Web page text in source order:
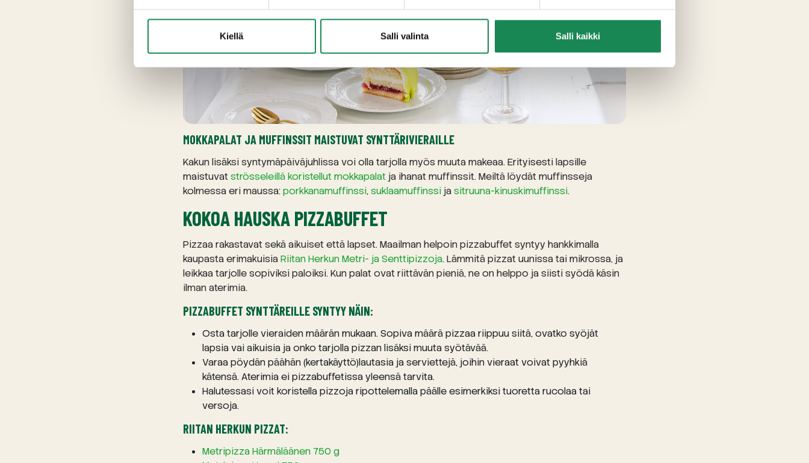
Kiellä Salli valinta Salli kaikki
MOKKAPALAT JA MUFFINSSIT MAISTUVAT SYNTTÄRIVIERAILLE
Kakun lisäksi syntymäpäiväjuhlissa voi olla tarjolla myös muuta makeaa. Erityisesti lapsille
maistuvatströsseleillä koristellut mokkapalat ja ihanat muffinssit. Meiltä löydät muffinsseja
kolmessa eri maussa:porkkanamuffinssi,suklaamuffinssi jasitruuna-kinuskimuffinssi.
KOKOA HAUSKA PIZZABUFFET
Pizzaa rakastavat sekä aikuiset että lapset. Maailman helpoin pizzabuffet syntyy hankkimalla
kaupasta erimakuisiaRiitan Herkun Metri- ja Senttipizzoja. Lämmitä pizzat uunissa tai mikrossa, ja
leikkaa tarjolle sopiviksi paloiksi. Kun palat ovat riittävän pieniä, ne on helppo ja siisti syödä käsin
ilman aterimia.
PIZZABUFFET SYNTTÄREILLE SYNTYY NÄIN:
Osta tarjolle vieraiden määrän mukaan. Sopiva määrä pizzaa riippuu siitä, ovatko syöjät
lapsia vai aikuisia ja onko tarjolla pizzan lisäksi muuta syötävää.
Varaa pöydän päähän (kertakäyttö)lautasia ja serviettejä, joihin vieraat voivat pyyhkiä
kätensä. Aterimia ei pizzabuffetissa yleensä tarvita.
Halutessasi voit koristella pizzoja ripottelemalla päälle esimerkiksi tuoretta rucolaa tai
versoja.
RIITAN HERKUN PIZZAT:
Metripizza Härmäläänen 750 g